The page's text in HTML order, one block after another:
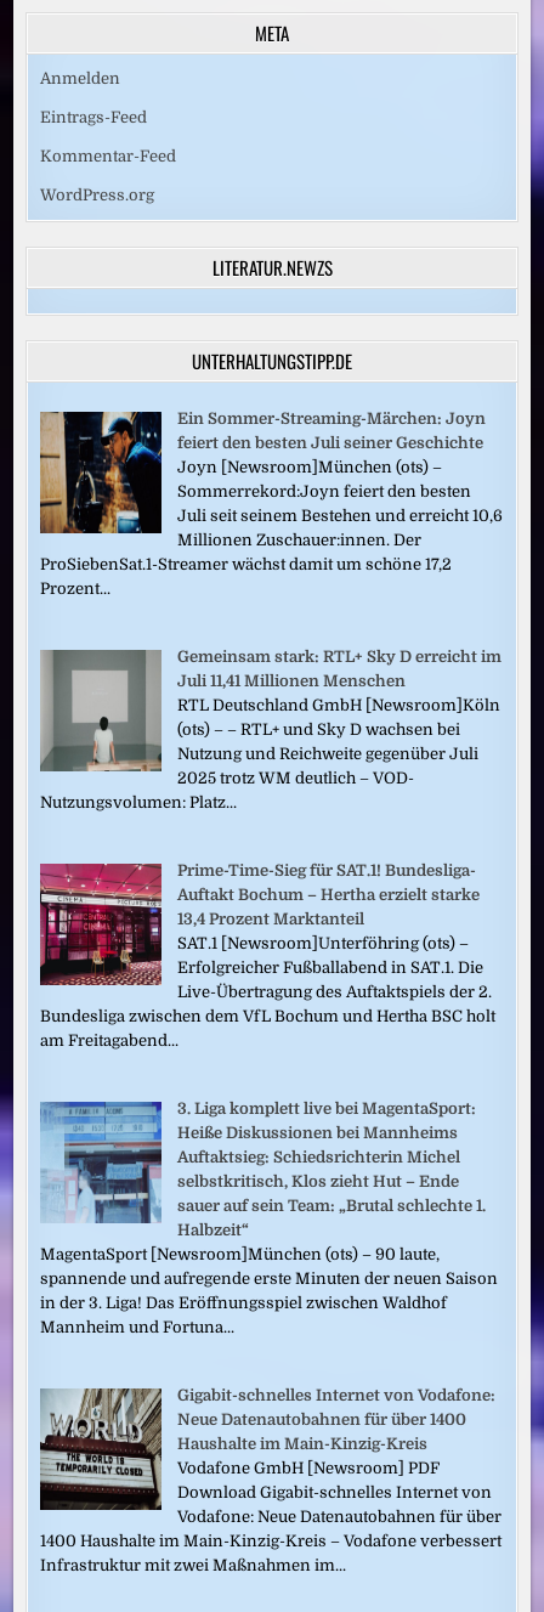
META
Anmelden
Eintrags-Feed
Kommentar-Feed
WordPress.org
LITERATUR.NEWZS
UNTERHALTUNGSTIPP.DE
Ein Sommer-Streaming-Märchen: Joyn
feiert den besten Juli seiner Geschichte
Joyn [Newsroom]München (ots) –
Sommerrekord:Joyn feiert den besten
Juli seit seinem Bestehen und erreicht 10,6
Millionen Zuschauer:innen. Der
ProSiebenSat.1-Streamer wächst damit um schöne 17,2
Prozent...
Gemeinsam stark: RTL+ Sky D erreicht im
Juli 11,41 Millionen Menschen
RTL Deutschland GmbH [Newsroom]Köln
(ots) – – RTL+ und Sky D wachsen bei
Nutzung und Reichweite gegenüber Juli
2025 trotz WM deutlich – VOD-
Nutzungsvolumen: Platz...
Prime-Time-Sieg für SAT.1! Bundesliga-
Auftakt Bochum – Hertha erzielt starke
13,4 Prozent Marktanteil
SAT.1 [Newsroom]Unterföhring (ots) –
Erfolgreicher Fußballabend in SAT.1. Die
Live-Übertragung des Auftaktspiels der 2.
Bundesliga zwischen dem VfL Bochum und Hertha BSC holt
am Freitagabend...
3. Liga komplett live bei MagentaSport:
Heiße Diskussionen bei Mannheims
Auftaktsieg: Schiedsrichterin Michel
selbstkritisch, Klos zieht Hut – Ende
sauer auf sein Team: „Brutal schlechte 1.
Halbzeit“
MagentaSport [Newsroom]München (ots) – 90 laute,
spannende und aufregende erste Minuten der neuen Saison
in der 3. Liga! Das Eröffnungsspiel zwischen Waldhof
Mannheim und Fortuna...
Gigabit-schnelles Internet von Vodafone:
Neue Datenautobahnen für über 1400
Haushalte im Main-Kinzig-Kreis
Vodafone GmbH [Newsroom] PDF
Download Gigabit-schnelles Internet von
Vodafone: Neue Datenautobahnen für über
1400 Haushalte im Main-Kinzig-Kreis – Vodafone verbessert
Infrastruktur mit zwei Maßnahmen im...